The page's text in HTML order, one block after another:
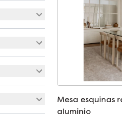
Mesa esquinas
aluminio